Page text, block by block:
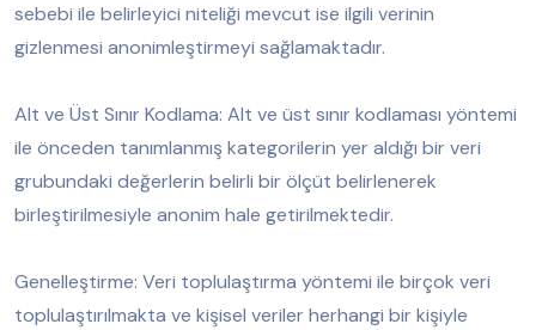
sebebi ile belirleyici niteliği mevcut ise ilgili verinin
gizlenmesi anonimleştirmeyi sağlamaktadır.
Alt ve Üst Sınır Kodlama: Alt ve üst sınır kodlaması yöntemi
ile önceden tanımlanmış kategorilerin yer aldığı bir veri
grubundaki değerlerin belirli bir ölçüt belirlenerek
birleştirilmesiyle anonim hale getirilmektedir.
Genelleştirme: Veri toplulaştırma yöntemi ile birçok veri
toplulaştırılmakta ve kişisel veriler herhangi bir kişiyle